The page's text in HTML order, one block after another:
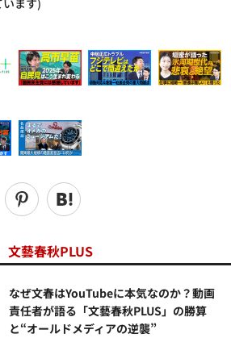
ます)
文藝春秋PLUS
なぜ文春はYouTubeに本気なのか？動画
責任者が語る「文藝春秋PLUS」の勝算
と“オールドメディアの逆襲”